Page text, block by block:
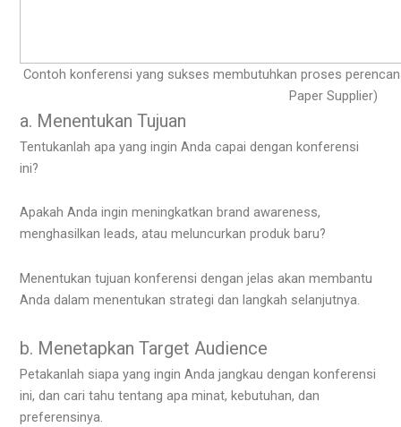
Contoh konferensi yang sukses membutuhkan proses
Paper Supplier)
a. Menentukan Tujuan
Tentukanlah apa yang ingin Anda capai dengan konferensi
ini?
Apakah Anda ingin meningkatkan brand awareness,
menghasilkan leads, atau meluncurkan produk baru?
Menentukan tujuan konferensi dengan jelas akan membantu
Anda dalam menentukan strategi dan langkah selanjutnya.
b. Menetapkan Target Audience
Petakanlah siapa yang ingin Anda jangkau dengan konferensi
ini, dan cari tahu tentang apa minat, kebutuhan, dan
preferensinya.